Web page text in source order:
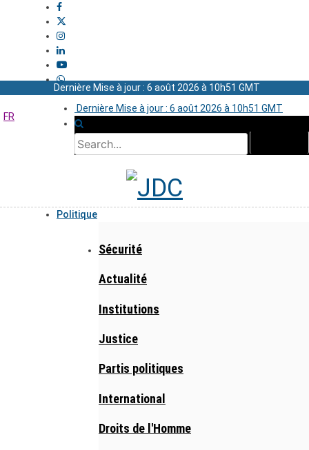
Dernière Mise à jour : 6 août 2026 à 10h51 GMT
Dernière Mise à jour : 6 août 2026 à 10h51 GMT
FR
Politique
Sécurité
Actualité
Institutions
Justice
Partis politiques
International
Droits de l'Homme